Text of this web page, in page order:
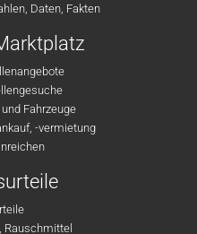
Daten, Fakten
Fahrzeuge
-vermietung
Rauschmittel